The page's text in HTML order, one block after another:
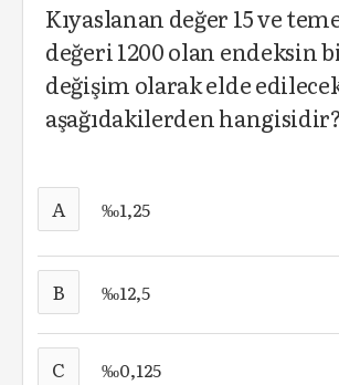
Kıyaslanan değer 15 ve
değeri 1200 olan endeksin
değişim olarak elde
aşağıdakilerden hangisidir?
A ‰1,25
B ‰12,5
C ‰0,125